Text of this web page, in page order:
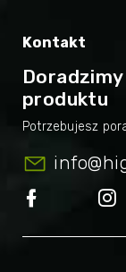
Kontakt
produktu
info@